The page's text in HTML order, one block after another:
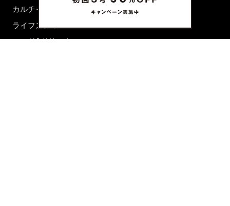
カルチャー
ライフスタイル
フード&ドリンク